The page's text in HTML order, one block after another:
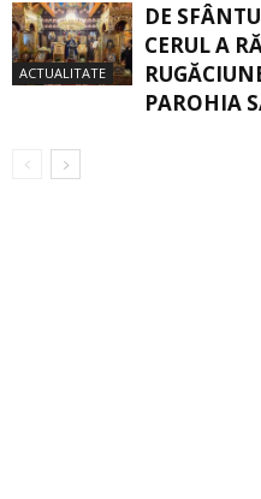
ACTUALITATE
DE
CERUL A
PAROHIA